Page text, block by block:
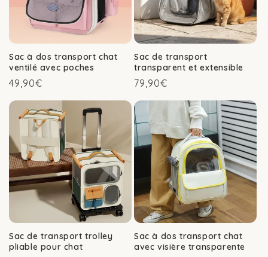
Sac à dos transport chat
ventilé avec poches
Prix
49,90€
Sac de transport
transparent et extensible
Prix
79,90€
Sac de transport trolley
pliable pour chat
Sac à dos transport chat
avec visière transparente